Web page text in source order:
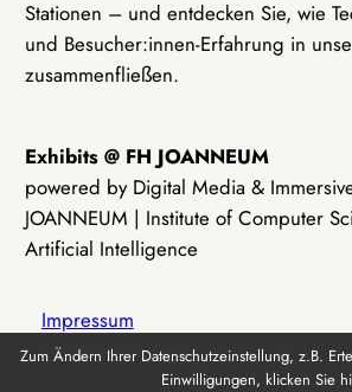
Stationen – und entdecken Sie, wie
und Besucher:innen-Erfahrung in
zusammenfließen.
Exhibits @ FH JOANNEUM
powered by Digital Media &
JOANNEUM | Institute of Computer
Artificial Intelligence
Impressum
Zum Ändern Ihrer Datenschutzeinstellung, z.B.
Einwilligungen, klicken Sie